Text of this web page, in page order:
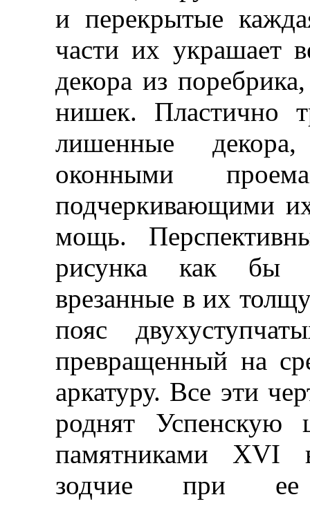
и перекрытые
части их украшает
декора из
нишек. Пластично
лишенные
оконными
подчеркивающими
мощь.
рисунка как бы
врезанные в их
пояс
превращенный на
аркатуру. Все эти
роднят Успенскую
памятниками XVI
зодчие при ее